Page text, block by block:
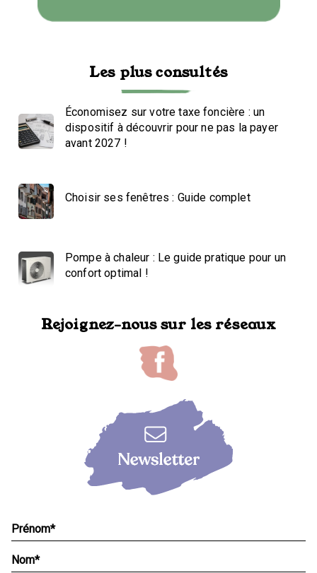
Les plus consultés
Économisez sur votre taxe foncière : un
dispositif à découvrir pour ne pas la payer
avant 2027 !
Choisir ses fenêtres : Guide complet
Pompe à chaleur : Le guide pratique pour un
confort optimal !
Rejoignez-nous sur les réseaux